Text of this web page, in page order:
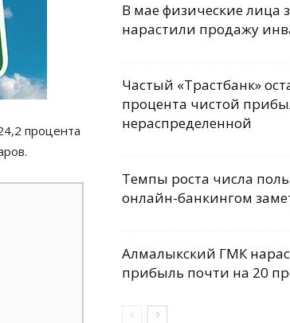
процента
В мае физические лица
нарастили продажу
Частый «Трастбанк»
процента чистой
нераспределенной
Темпы роста числа
онлайн-банкингом
Алмалыкский ГМК
прибыль почти на 20